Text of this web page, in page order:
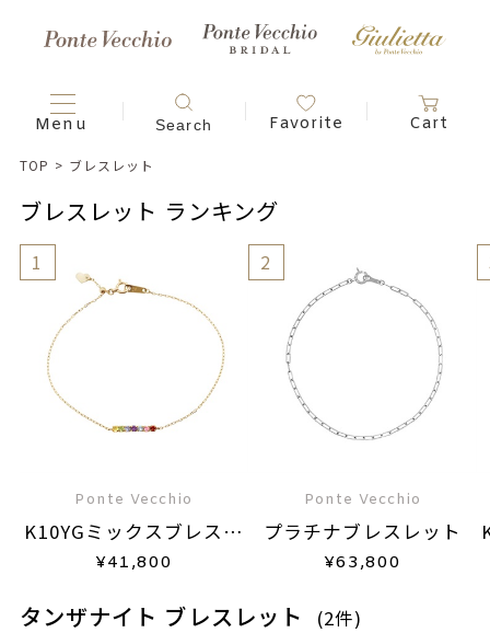
TOP > ブレスレット
ブレスレット ランキング
1
Ponte Vecchio
K10YGミックスブレスレ
ット
¥41,800
2
Ponte Vecchio
プラチナブレスレット
¥63,800
タンザナイト ブレスレット (2件)